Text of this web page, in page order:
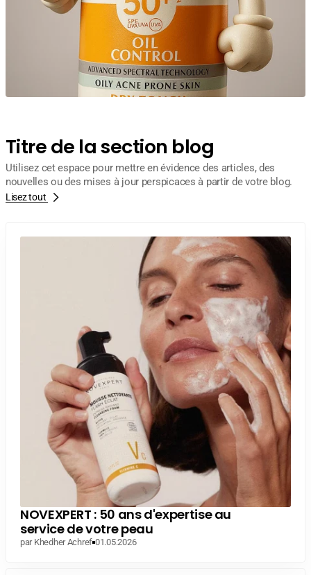
Titre de la section blog
Utilisez cet espace pour mettre en évidence des articles, des
nouvelles ou des mises à jour perspicaces à partir de votre blog.
Lisez tout
NOVEXPERT : 50 ans d'expertise au
service de votre peau
par Khedher Achref 01.05.2026